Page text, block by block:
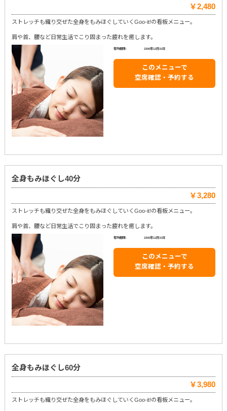
￥2,480
ストレッチも織り交ぜた全身をもみほぐしていくGoo-it!の看板メニュー。
肩や首、腰など日常生活でこり固まった疲れを癒します。
有効期限: 2200年12月31日
このメニューで
空席確認・予約する
全身もみほぐし40分
￥3,280
ストレッチも織り交ぜた全身をもみほぐしていくGoo-it!の看板メニュー。
肩や首、腰など日常生活でこり固まった疲れを癒します。
有効期限: 2200年12月31日
このメニューで
空席確認・予約する
全身もみほぐし60分
￥3,980
ストレッチも織り交ぜた全身をもみほぐしていくGoo-it!の看板メニュー。